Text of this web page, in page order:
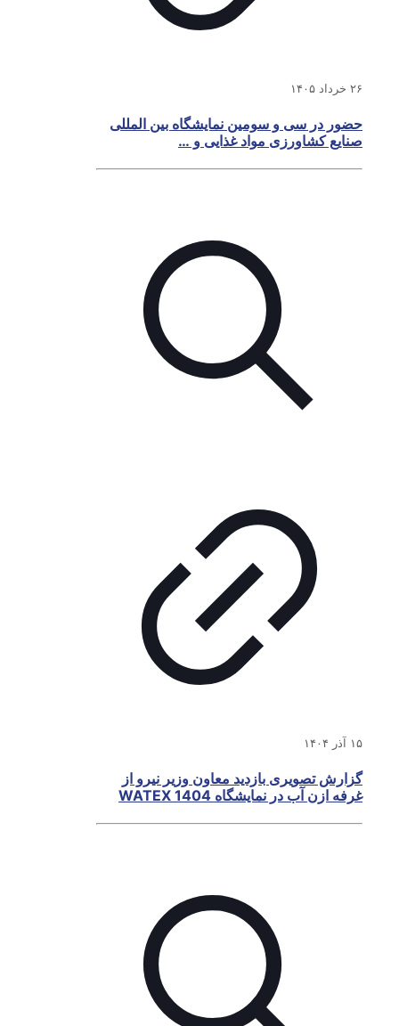
۲۶ خرداد ۱۴۰۵
حضور در سی و سومین نمایشگاه بین المللی
صنایع کشاورزی مواد غذایی و …
۱۵ آذر ۱۴۰۴
گزارش تصویری بازدید معاون وزیر نیرو از
غرفه ازن آب در نمایشگاه WATEX 1404